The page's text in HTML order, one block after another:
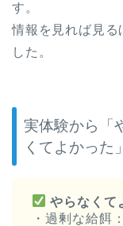
す。
情報を見れば見る
した。
実体験から「
くてよかった
やらなくて
・過剰な給餌